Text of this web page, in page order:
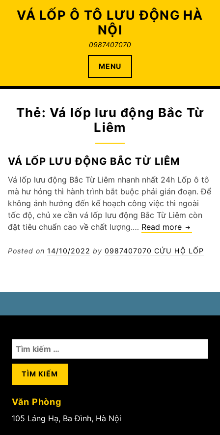
VÁ LỐP Ô TÔ LƯU ĐỘNG HÀ
NỘI
0987407070
MENU
Thẻ:Vá lốp lưu động Bắc Từ
Liêm
VÁ LỐP LƯU ĐỘNG BẮC TỪ LIÊM
Vá lốp lưu động Bắc Từ Liêm nhanh nhất 24h Lốp ô tô
mà hư hỏng thì hành trình bắt buộc phải gián đoạn. Để
không ảnh hưởng đến kế hoạch công việc thì ngoài
tốc độ, chủ xe cần vá lốp lưu động Bắc Từ Liêm còn
đặt tiêu chuẩn cao về chất lượng.… Read more Vá
lưu
Posted on 14/10/2022 by 0987407070 CỨU HỘ LỐP
Tìm
kiếm
cho:
Văn Phòng
105 Láng Hạ, Ba Đình, Hà Nội